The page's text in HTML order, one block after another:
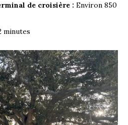
de croisière : Environ 850
minutes​